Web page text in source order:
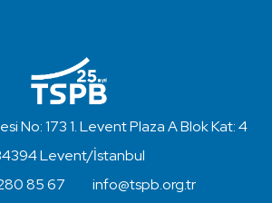
No: 173 1. Levent Plaza A Blok Kat: 4
Levent/İstanbul
85 67
info@tspb.org.tr